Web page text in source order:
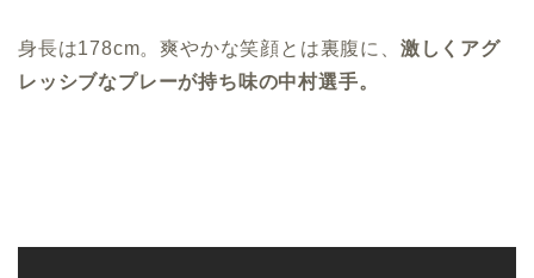
身長は178cm。爽やかな笑顔とは裏腹に、 激しくアグ
レッシブなプレーが持ち味の中村選手。